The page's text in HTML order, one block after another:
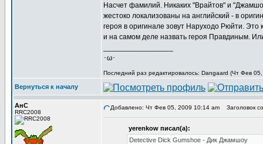
Насчет фамилий. Никаких "Врайтов" и
жестоко локализованы на английский - в
героя в оригинале зовут Наруходо Рюйти.
и на самом деле назвать героя Правдиным.
･ω･
Последний раз редактировалось: Dangaard (Чт Фев
Вернуться к началу
АнС
RRC2008
Добавлено: Чт Фев 05, 2009 10:14 am Заголовок
yerenkow писал(а):
Detective Dick Gumshoe - Дик Джамшоу